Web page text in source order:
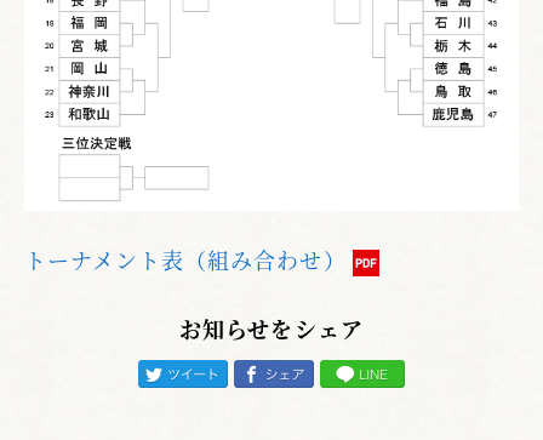
トーナメント表（組み合わせ）
お知らせをシェア